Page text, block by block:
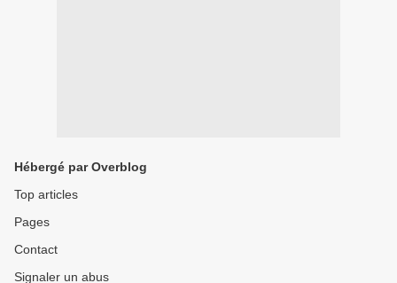
Hébergé par Overblog
Top articles
Pages
Contact
Signaler un abus